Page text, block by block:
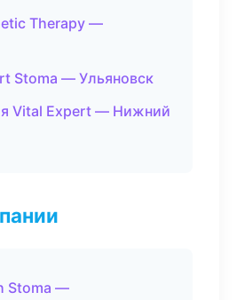
Therapy —
Stoma — Ульяновск
Vital Expert — Нижний
Stoma —